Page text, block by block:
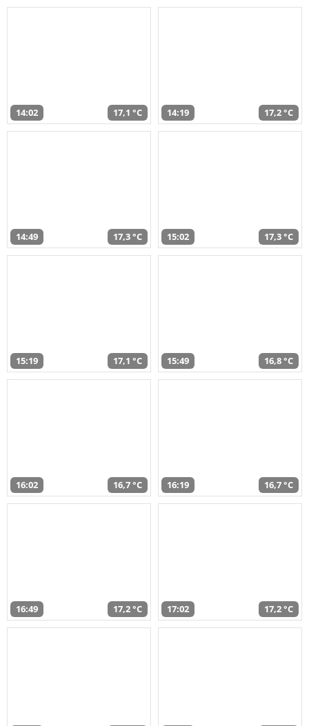
14:02 17,1 °C 14:19 17,2 °C
14:49 17,3 °C 15:02 17,3 °C
15:19 17,1 °C 15:49 16,8 °C
16:02 16,7 °C 16:19 16,7 °C
16:49 17,2 °C 17:02 17,2 °C